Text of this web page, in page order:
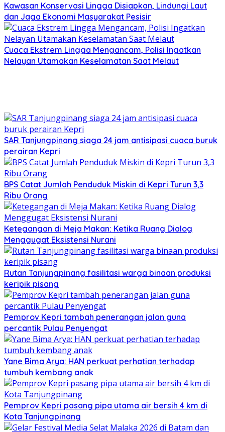
Kawasan Konservasi Lingga Disiapkan, Lindungi Laut
dan Jaga Ekonomi Masyarakat Pesisir
Cuaca Ekstrem Lingga Mengancam, Polisi Ingatkan
Nelayan Utamakan Keselamatan Saat Melaut
SAR Tanjungpinang siaga 24 jam antisipasi cuaca buruk
perairan Kepri
BPS Catat Jumlah Penduduk Miskin di Kepri Turun 3,3
Ribu Orang
Ketegangan di Meja Makan: Ketika Ruang Dialog
Menggugat Eksistensi Nurani
Rutan Tanjungpinang fasilitasi warga binaan produksi
keripik pisang
Pemprov Kepri tambah penerangan jalan guna
percantik Pulau Penyengat
Yane Bima Arya: HAN perkuat perhatian terhadap
tumbuh kembang anak
Pemprov Kepri pasang pipa utama air bersih 4 km di
Kota Tanjungpinang